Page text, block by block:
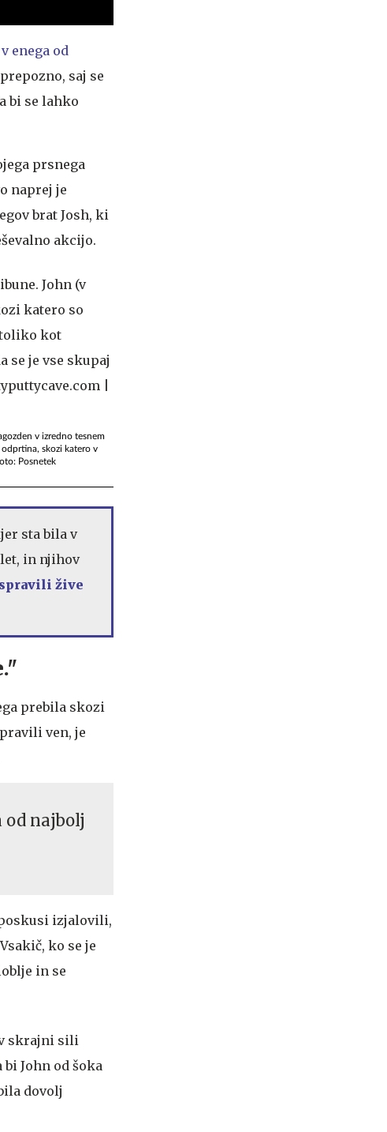
v enega od
saj se
bi se lahko
prsnega
naprej je
brat Josh, ki
akcijo.
v izredno tesnem
skozi katero v
Posnetek
sta bila v
let, in njihov
žive
prebila skozi
ven, je
od najbolj
izjalovili,
ko se je
in se